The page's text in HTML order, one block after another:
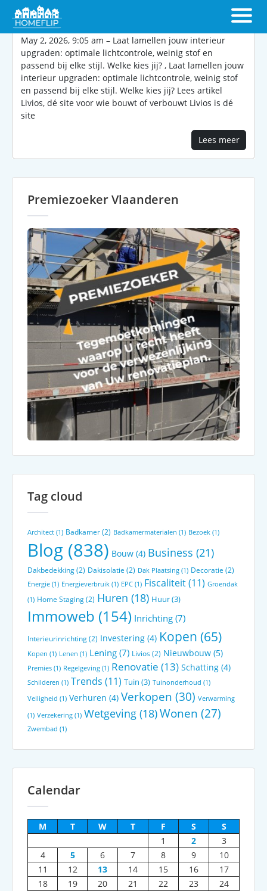
May 2, 2026, 9:05 am – Laat lamellen jouw interieur
upgraden: optimale lichtcontrole, weinig stof en
passend bij elke stijl. Welke kies jij? , Laat lamellen jouw
interieur upgraden: optimale lichtcontrole, weinig stof
en passend bij elke stijl. Welke kies jij? Lees artikel
Livios, dé site voor wie bouwt of verbouwt Livios is dé
site
Lees meer
Premiezoeker Vlaanderen
Tag cloud
Architect (1) Badkamer(2) Badkamermaterialen (1) Bezoek (1)
Blog (838) Bouw (4) Business (21)
Dakbedekking(2) Dakisolatie (2) Dak Plaatsing (1) Decoratie (2)
Energie (1) Energieverbruik (1) EPC (1) Fiscaliteit(11) Groendak
(1) Home Staging(2) Huren (18) Huur(3)
Immoweb (154) Inrichting (7)
Interieurinrichting(2) Investering (4) Kopen (65)
Kopen (1) Lenen (1) Lening (7) Livios(2) Nieuwbouw (5)
Premies (1) Regelgeving (1) Renovatie (13) Schatting (4)
Schilderen (1) Trends (11) Tuin (3) Tuinonderhoud (1)
Veiligheid (1) Verhuren (4) Verkopen (30) Verwarming
(1) Verzekering (1) Wetgeving (18)Wonen (27)
Zwembad (1)
Calendar
M T W T F S
S
1
2
3
4
5 6 7 8 9
10
11
12 13 14 15 16
17
18
19 20 21 22 23
24